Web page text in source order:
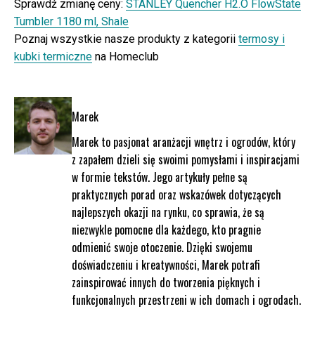
Sprawdź zmianę ceny: STANLEY Quencher H2.O FlowState
Tumbler 1180 ml, Shale
Poznaj wszystkie nasze produkty z kategorii termosy i
kubki termiczne na Homeclub
Marek
Marek to pasjonat aranżacji wnętrz i ogrodów, który
z zapałem dzieli się swoimi pomysłami i inspiracjami
w formie tekstów. Jego artykuły pełne są
praktycznych porad oraz wskazówek dotyczących
najlepszych okazji na rynku, co sprawia, że są
niezwykle pomocne dla każdego, kto pragnie
odmienić swoje otoczenie. Dzięki swojemu
doświadczeniu i kreatywności, Marek potrafi
zainspirować innych do tworzenia pięknych i
funkcjonalnych przestrzeni w ich domach i ogrodach.